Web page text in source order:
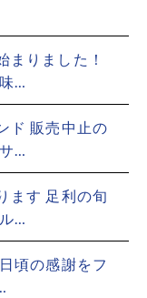
まりました！
…
ド 販売中止の
…
ます 足利の旬
…
頃の感謝をフ